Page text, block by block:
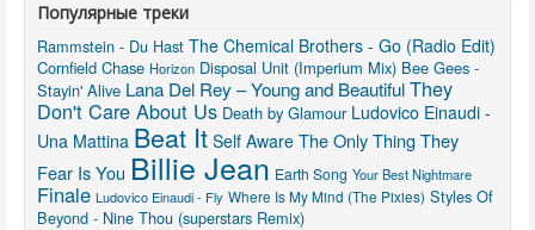
Популярные треки
Rammstein - Du Hast The Chemical Brothers - Go (Radio Edit)
Cornfield Chase Horizon Disposal Unit (Imperium Mix) Bee Gees -
Stayin' Alive Lana Del Rey – Young and BeautifulThey
Don't Care About Us Death by Glamour Ludovico Einaudi -
Una Mattina Beat It Self Aware The Only Thing They
Fear Is You Billie Jean Earth Song Your Best Nightmare
Finale Ludovico Einaudi - Fly Where Is My Mind (The Pixies) Styles Of
Beyond - Nine Thou (superstars Remix)